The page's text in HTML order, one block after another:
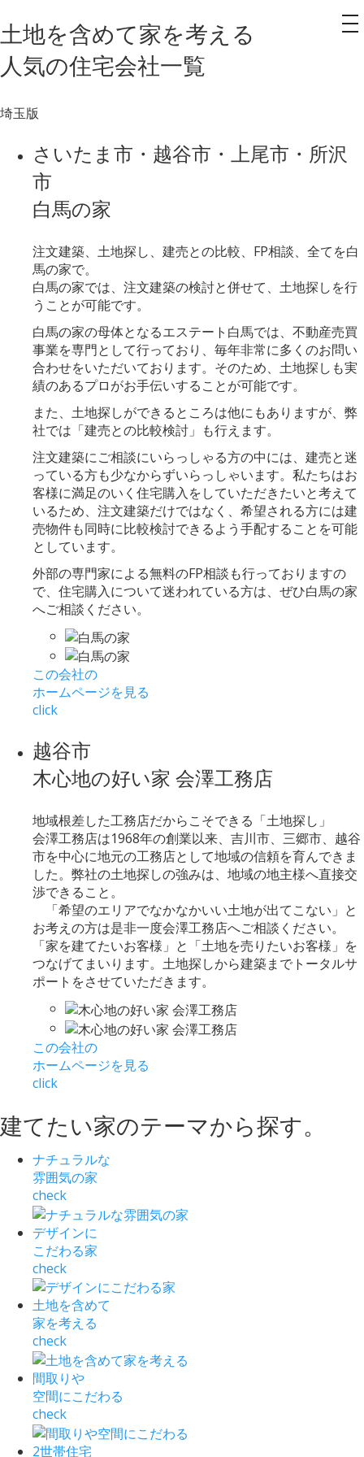
土地を含めて家を考える
人気の住宅会社一覧
埼玉版
さいたま市・越谷市・上尾市・所沢
市
白馬の家
注文建築、土地探し、建売との比較、FP相談、全てを白
馬の家で。
白馬の家では、注文建築の検討と併せて、土地探しを行
うことが可能です。
白馬の家の母体となるエステート白馬では、不動産売買
事業を専門として行っており、毎年非常に多くのお問い
合わせをいただいております。そのため、土地探しも実
績のあるプロがお手伝いすることが可能です。
また、土地探しができるところは他にもありますが、弊
社では「建売との比較検討」も行えます。
注文建築にご相談にいらっしゃる方の中には、建売と迷
っている方も少なからずいらっしゃいます。私たちはお
客様に満足のいく住宅購入をしていただきたいと考えて
いるため、注文建築だけではなく、希望される方には建
売物件も同時に比較検討できるよう手配することを可能
としています。
外部の専門家による無料のFP相談も行っておりますの
で、住宅購入について迷われている方は、ぜひ白馬の家
へご相談ください。
この会社の
ホームページを見る
click
越谷市
木心地の好い家 会澤工務店
地域根差した工務店だからこそできる「土地探し」
会澤工務店は1968年の創業以来、吉川市、三郷市、越谷
市を中心に地元の工務店として地域の信頼を育んできま
した。弊社の土地探しの強みは、地域の地主様へ直接交
渉できること。
「希望のエリアでなかなかいい土地が出てこない」と
お考えの方は是非一度会澤工務店へご相談ください。
「家を建てたいお客様」と「土地を売りたいお客様」を
つなげてまいります。土地探しから建築までトータルサ
ポートをさせていただきます。
この会社の
ホームページを見る
click
建てたい家のテーマから探す。
ナチュラルな
雰囲気の家
check
デザインに
こだわる家
check
土地を含めて
家を考える
check
間取りや
空間にこだわる
check
2世帯住宅